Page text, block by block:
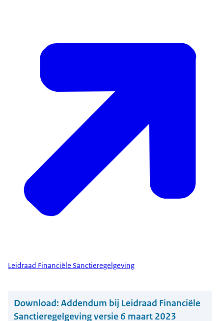
Leidraad Financiële Sanctieregelgeving
Download: Addendum bij Leidraad Financiële
Sanctieregelgeving versie 6 maart 2023